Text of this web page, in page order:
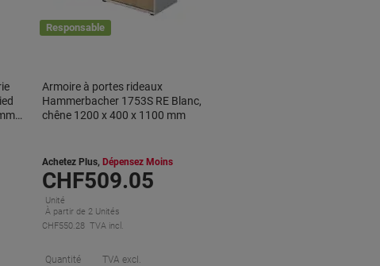
Économies
Responsable
Armoire à portes rideaux
Hammerbacher 1753S RE Blanc,
chêne 1200 x 400 x 1100 mm
Achetez Plus, Dépensez Moins
CHF509.05
Unité
À partir de 2 Unités
CHF550.28 TVA incl.
Quantité TVA excl.